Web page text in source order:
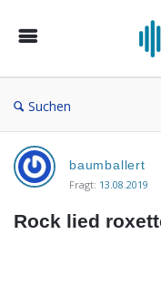
Suchen
Musikforum
von
baumballert
Fragt: 13.08.2019
Rock lied